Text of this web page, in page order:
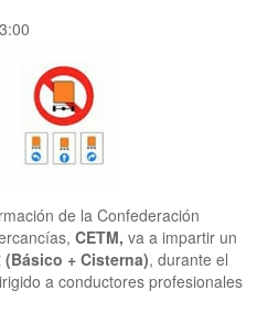
de la Confederación
CETM, va a impartir un
+ Cisterna), durante el
a conductores profesionales